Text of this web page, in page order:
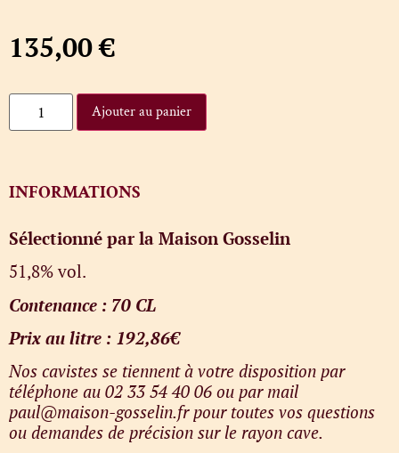
135,00€
Ajouter au panier
INFORMATIONS
Sélectionné par la Maison Gosselin
51,8% vol.
Contenance : 70 CL
Prix au litre : 192,86€
Nos cavistes se tiennent à votre disposition par
téléphone au 02 33 54 40 06 ou par mail
paul@maison-gosselin.fr pour toutes vos questions
ou demandes de précision sur le rayon cave.